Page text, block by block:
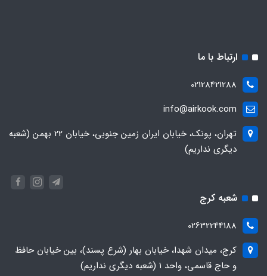
ارتباط با ما
02128421288
info@airkook.com
تهران، پونک، خیابان ایران زمین جنوبی، خیابان 22 بهمن (شعبه
دیگری نداریم)
شعبه کرج
02632244188
کرج، میدان شهدا، خیابان بهار (شرع پسند)، بین خیابان حافظ
و حاج قاسمی، واحد ۱ (شعبه دیگری نداریم)